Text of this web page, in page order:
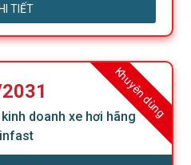
TIẾT
Khuyên dùng
doanh xe hơi hãng